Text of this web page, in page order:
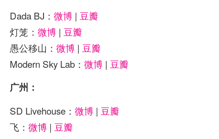
Dada BJ： 微博 | 豆瓣
灯笼： 微博 | 豆瓣
愚公移山： 微博 | 豆瓣
Modern Sky Lab： 微博 | 豆瓣
广州：
SD Livehouse： 微博 | 豆瓣
飞： 微博 | 豆瓣